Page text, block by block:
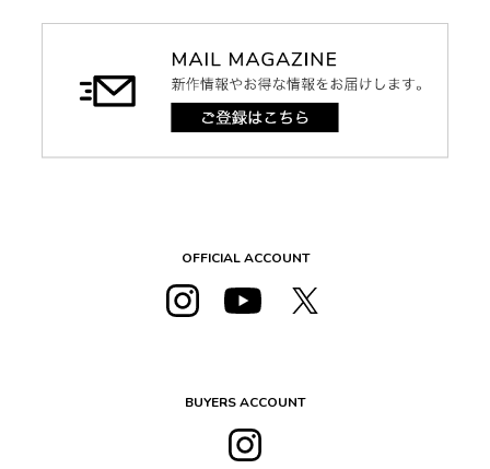
OFFICIAL ACCOUNT
BUYERS ACCOUNT